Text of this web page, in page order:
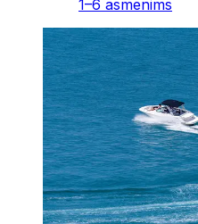
1–6 asmenims